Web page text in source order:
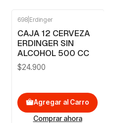
698 Erdinger
CAJA 12 CERVEZA
ERDINGER SIN
ALCOHOL 500 CC
$24.900
Agregar al Carro
Comprar ahora